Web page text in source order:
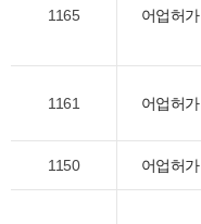
1165 어업허가
1161 어업허가
1150 어업허가